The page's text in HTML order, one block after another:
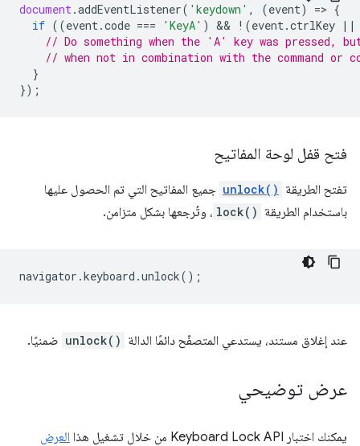
document.addEventListener( 'keydown' , (event) => {
if ((event.code === 'KeyA' ) && ! (event.ctrlKey ||
// Do something when the 'A' key was pressed,
// when not in combination with the command or
}
});
فتح قفل لوحة المفاتيح
تفتح الطريقة unlock() جميع المفاتيح التي تم الحصول عليها
باستخدام الطريقة lock() ، وتُرجعها بشكل متزامن.
navigator .keyboard .unlock();
عند إغلاق مستند، يستدعي المتصفّح دائمًا الدالة unlock() ضمنيًا.
عرض توضيحي
يمكنك اختبار Keyboard Lock API من خلال تشغيل هذا
العرض